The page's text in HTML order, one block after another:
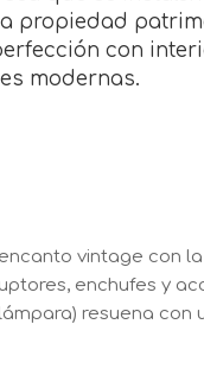
propiedad
con
modernas.
vintage con
enchufes y
resuena con